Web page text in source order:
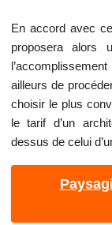
En accord avec
proposera alors
ailleurs de
choisir le plus
le tarif d’un
dessus de celui